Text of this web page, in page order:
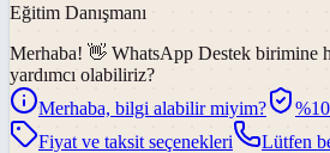
Eğitim Danışmanı
Merhaba! 👋 WhatsApp Destek birimine
yardımcı olabiliriz?
Merhaba, bilgi alabilir miyim?
Fiyat ve taksit seçenekleri
Lütfen